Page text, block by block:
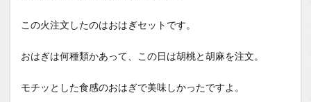
この火注文したのはおはぎセットです。
おはぎは何種類かあって、この日は胡桃と胡麻を注文。
モチッとした食感のおはぎで美味しかったですよ。